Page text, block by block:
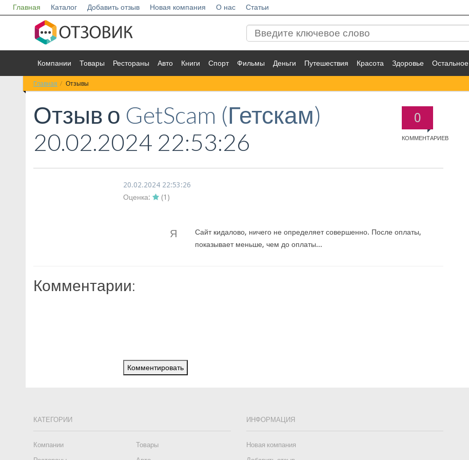
Главная Каталог Добавить отзыв Новая компания О нас Статьи
Компании Товары Рестораны Авто Книги Спорт Фильмы Деньги Путешествия Красота Здоровье Остальное
Главная Отзывы
0
КОММЕНТАРИЕВ
Отзыв о GetScam (Гетскам)
20.02.2024 22:53:26
20.02.2024 22:53:26
Оценка:
(1 )
Я
Сайт кидалово, ничего не определяет совершенно. После оплаты,
показывает меньше, чем до оплаты...
Комментарии:
Комментировать
КАТЕГОРИИ
Компании
Товары
ИНФОРМАЦИЯ
Новая компания